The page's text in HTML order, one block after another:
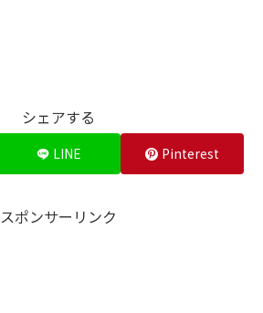
シェアする
LINE Pinterest
スポンサーリンク